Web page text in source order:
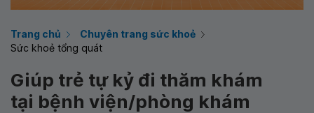
Trang chủ
Chuyên trang sức khoẻ
Sức khoẻ tổng quát
Giúp trẻ tự kỷ đi thăm khám
tại bệnh viện/phòng khám